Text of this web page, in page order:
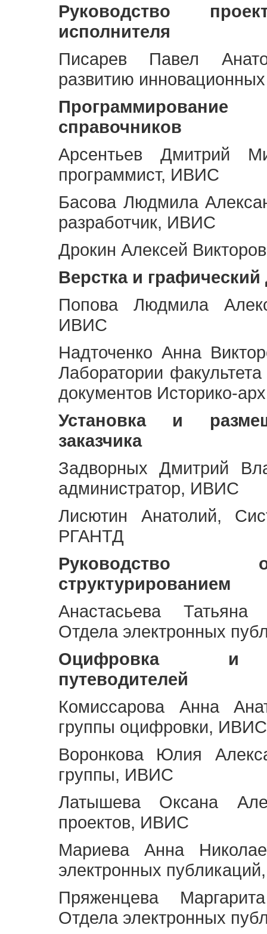
Руководство
исполнителя
Писарев Павел
развитию
Программирование
справочников
Арсентьев Дмитрий
программист, ИВИС
Басова Людмила
разработчик, ИВИС
Дрокин Алексей
Верстка и графический
Попова Людмила
ИВИС
Надточенко Анна
Лаборатории
документов Историко-
Установка и
заказчика
Задворных Дмитрий
администратор, ИВИС
Лисютин Анатолий,
РГАНТД
Руководство
структурированием
Анастасьева Татьяна
Отдела электронных
Оцифровка и
путеводителей
Комиссарова Анна
группы оцифровки, ИВИС
Воронкова Юлия
группы, ИВИС
Латышева Оксана
проектов, ИВИС
Мариева Анна
электронных
Пряженцева
Отдела электронных